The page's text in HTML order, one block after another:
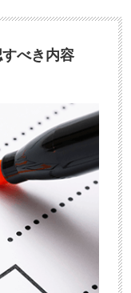
べき内容